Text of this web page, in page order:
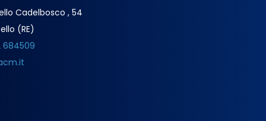
Cadelbosco , 54
(RE)
684509